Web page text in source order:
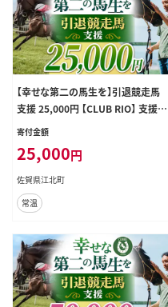
【幸せな第二の馬生を】引退競走馬
支援 25,000円 【CLUB RIO】 支援
動物支援 動物保護 流鏑馬 返礼品な
寄付金額
25,000円
佐賀県江北町
常温